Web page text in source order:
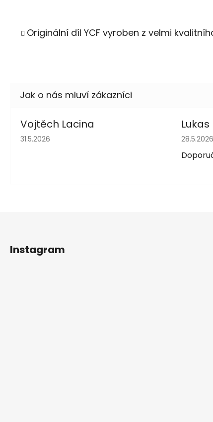
Originální díl YCF vyroben z velmi
Vojtěch Lacina
Hodnocení obchodu je 5 z 5 hvězdiček.
31.5.2026 28.5.2026
Instagram